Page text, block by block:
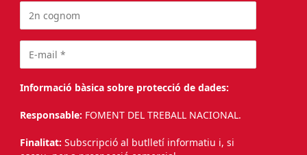
Informació bàsica sobre protecció de dades:
Responsable: FOMENT DEL TREBALL NACIONAL.
Finalitat: Subscripció al butlletí informatiu i, si